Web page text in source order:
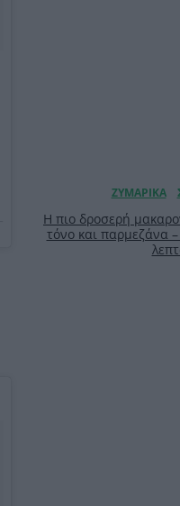
Η πιο δροσερή
τόνο και παρμεζάνα